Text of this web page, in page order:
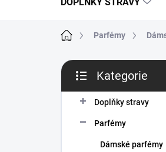
Domů Parfémy
P
s
kategorie
Kategorie
Doplňky stravy
Parfémy
Dámské parfémy